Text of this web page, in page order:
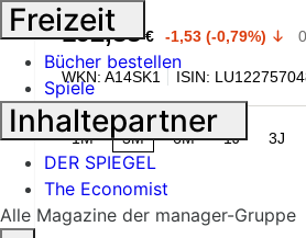
192,88 € -1,53 (-0,79%)
WKN: A14SK1 ISIN:
1M 3M 6M 1J 3J
Freizeit
Bücher bestellen
Spiele
Inhaltepartner
DER SPIEGEL
The Economist
Alle Magazine der manager-Gruppe